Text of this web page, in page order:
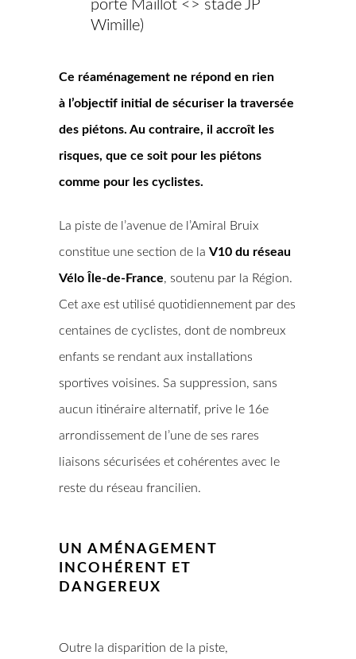
porte Maillot <> stade JP
Wimille)
Ce réaménagement ne répond en rien
à l’objectif initial de sécuriser la traversée
des piétons. Au contraire, il accroît les
risques, que ce soit pour les piétons
comme pour les cyclistes.
La piste de l’avenue de l’Amiral Bruix
constitue une section de la V10 du réseau
Vélo Île-de-France, soutenu par la Région.
Cet axe est utilisé quotidiennement par des
centaines de cyclistes, dont de nombreux
enfants se rendant aux installations
sportives voisines. Sa suppression, sans
aucun itinéraire alternatif, prive le 16e
arrondissement de l’une de ses rares
liaisons sécurisées et cohérentes avec le
reste du réseau francilien.
UN AMÉNAGEMENT
INCOHÉRENT ET
DANGEREUX
Outre la disparition de la piste,